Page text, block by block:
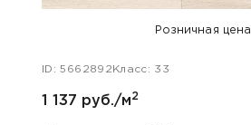
Розничная цена
ID: 5662892 Класс: 33
1 137 руб./м2